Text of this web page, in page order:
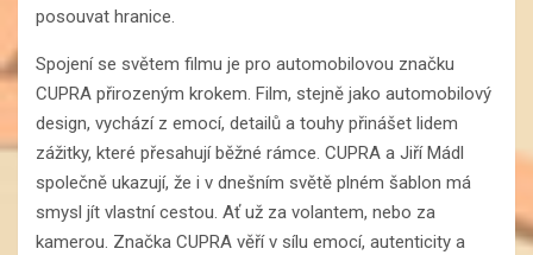
posouvat hranice.
Spojení se světem filmu je pro automobilovou značku
CUPRA přirozeným krokem. Film, stejně jako automobilový
design, vychází z emocí, detailů a touhy přinášet lidem
zážitky, které přesahují běžné rámce. CUPRA a Jiří Mádl
společně ukazují, že i v dnešním světě plném šablon má
smysl jít vlastní cestou. Ať už za volantem, nebo za
kamerou. Značka CUPRA věří v sílu emocí, autenticity a